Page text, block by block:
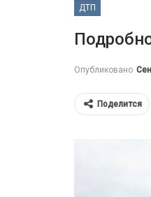
ДТП
Опубликовано
Поделится